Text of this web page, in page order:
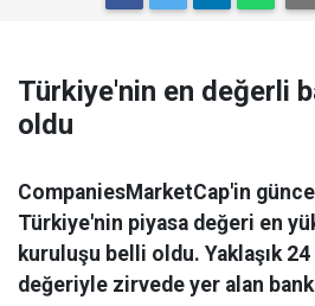
Türkiye'nin en değerli
oldu
CompaniesMarketCap'in
Türkiye'nin piyasa değeri en
kuruluşu belli oldu. Yaklaşık
değeriyle zirvede yer alan